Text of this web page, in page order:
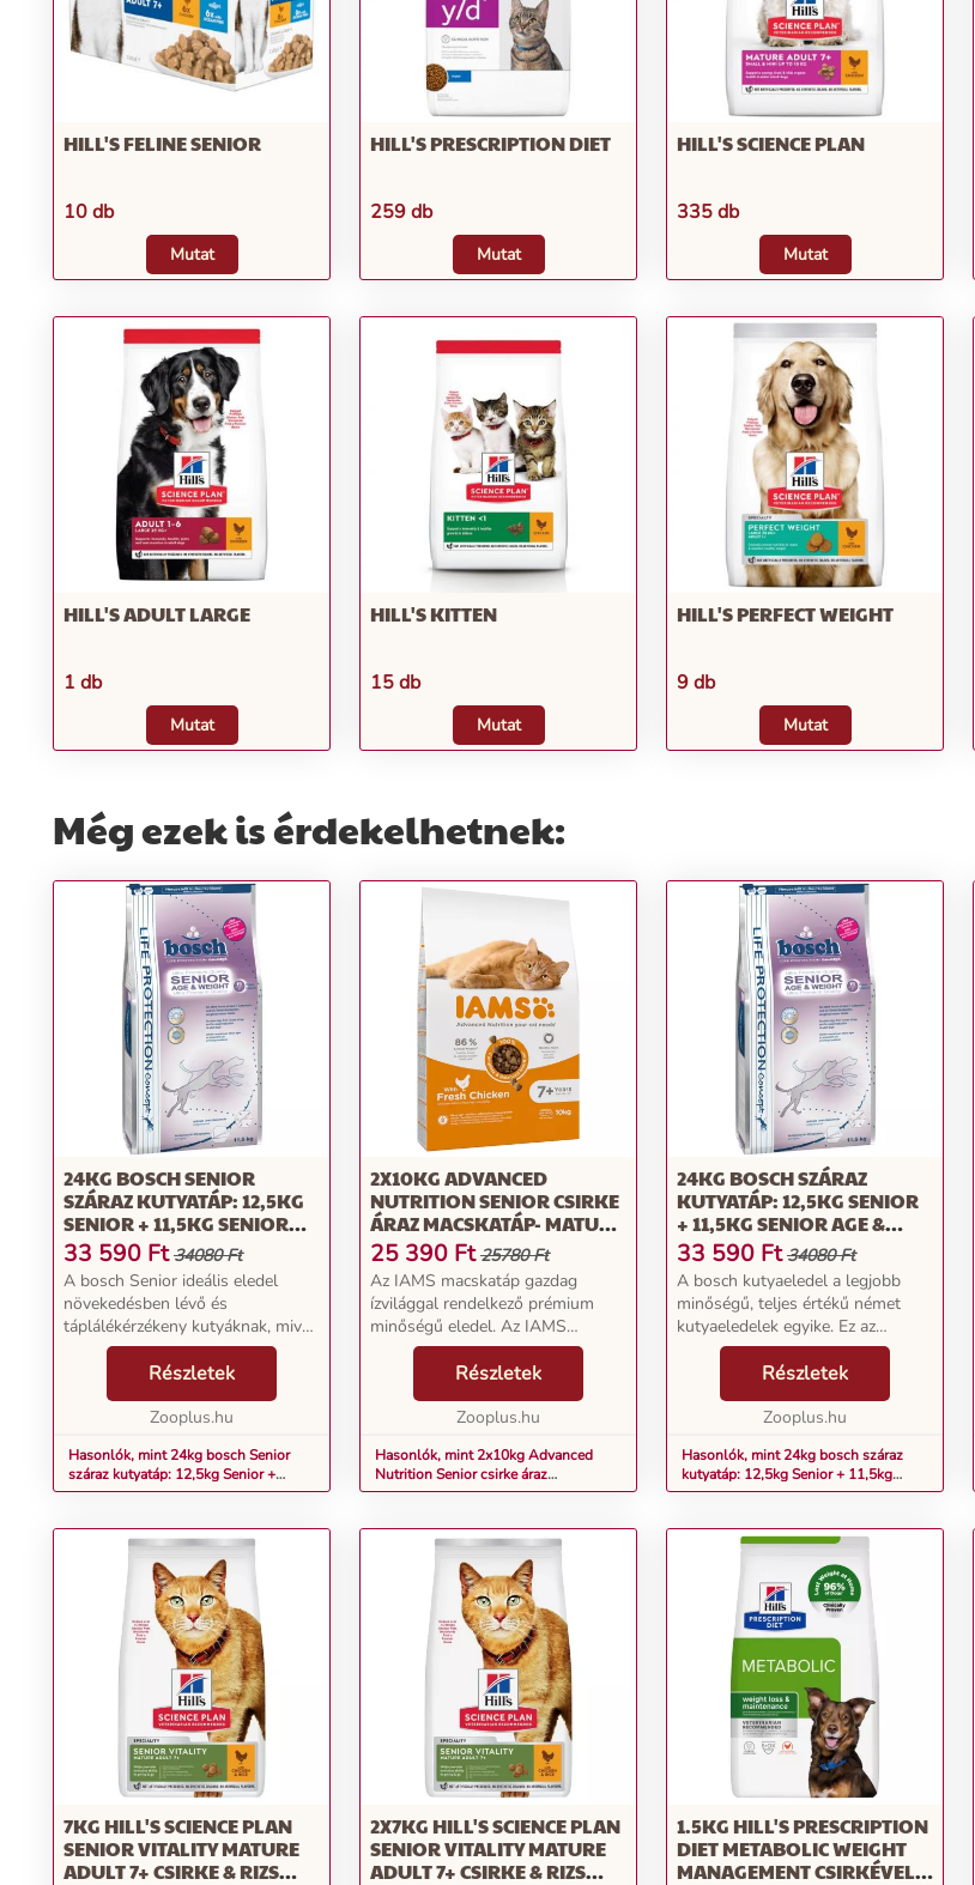
HILL'S FELINE SENIOR
10 db
Mutat
HILL'S PRESCRIPTION DIET
259 db
Mutat
HILL'S SCIENCE PLAN
335 db
Mutat
HILL'S ADULT LARGE
1 db
Mutat
HILL'S KITTEN
15 db
Mutat
HILL'S PERFECT WEIGHT
9 db
Mutat
Még ezek is érdekelhetnek:
24KG BOSCH SENIOR
SZÁRAZ KUTYATÁP: 12,5KG
SENIOR + 11,5KG SENIOR
AGE & WEIGHT
33 590 Ft 34080 Ft
A bosch Senior ideális eledel
növekedésben lévő és
táplálékérzékeny kutyáknak, mivel
sok állati fehérjét tartalmaz és
búzamentes. Az energia- és
fehérjekoncentráció minimalizálja a
túlsúly rizikóját. ...
Részletek
Zooplus.hu
Hasonlók, mint 24kg bosch Senior
száraz kutyatáp: 12,5kg Senior +
11,5kg Senior Age & Weight
2X10KG ADVANCED
NUTRITION SENIOR CSIRKE
ÁRAZ MACSKATÁP- MATURE
& SENIOR CSIRKE
25 390 Ft 25780 Ft
Az IAMS macskatáp gazdag
ízvilággal rendelkező prémium
minőségű eledel. Az IAMS
filozófiájának alappillére a
minőség, s csakis a legkiválóbb
alkotóelemeket alkalmazza. Így pl.
az állati fehérjék kizár...
Részletek
Zooplus.hu
Hasonlók, mint 2x10kg Advanced
Nutrition Senior csirke áraz
macskatáp- Mature & Senior csirke
24KG BOSCH SZÁRAZ
KUTYATÁP: 12,5KG SENIOR
+ 11,5KG SENIOR AGE &
WEIGHT
33 590 Ft 34080 Ft
A bosch kutyaeledel a legjobb
minőségű, teljes értékű német
kutyaeledelek egyike. Ez az
egészséges eledel optimálisan
elégíti ki kutyája
tápanyagszükségletét. A bosch
nem használ mesterséges
Részletek
Zooplus.hu
Hasonlók, mint 24kg bosch száraz
kutyatáp: 12,5kg Senior + 11,5kg
Senior Age & Weight
7KG HILL'S SCIENCE PLAN
SENIOR VITALITY MATURE
ADULT 7+ CSIRKE & RIZS
2X7KG HILL'S SCIENCE PLAN
SENIOR VITALITY MATURE
ADULT 7+ CSIRKE & RIZS
1.5KG HILL'S PRESCRIPTION
DIET METABOLIC WEIGHT
MANAGEMENT CSIRKÉVEL